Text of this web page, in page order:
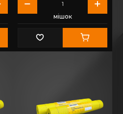
мішок